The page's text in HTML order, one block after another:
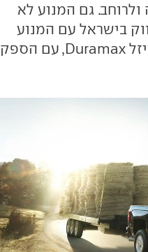
גם המנוע לא
בישראל עם המנוע
החזק ביותר בהיצע: 6.6 ליטר טורבו דיזל Duramax, עם הספק